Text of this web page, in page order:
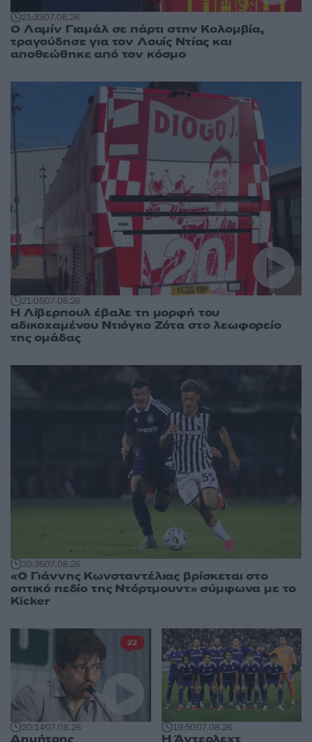
21:3307.08.26
Ο Λαμίν Γιαμάλ σε πάρτι στην Κολομβία,
τραγούδησε για τον Λουίς Ντίας και
αποθεώθηκε από τον κόσμο
21:0507.08.26
Η Λίβερπουλ έβαλε τη μορφή του
αδικοχαμένου Ντιόγκο Ζότα στο λεωφορείο
της ομάδας
20:3507.08.26
«Ο Γιάννης Κωνσταντέλιας βρίσκεται στο
οπτικό πεδίο της Ντόρτμουντ» σύμφωνα με το
Kicker
20:1407.08.26
22
19:5007.08.26